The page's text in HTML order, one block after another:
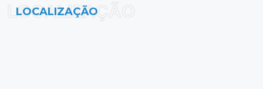
LOCALIZAÇÃO
LOCALIZAÇÃO